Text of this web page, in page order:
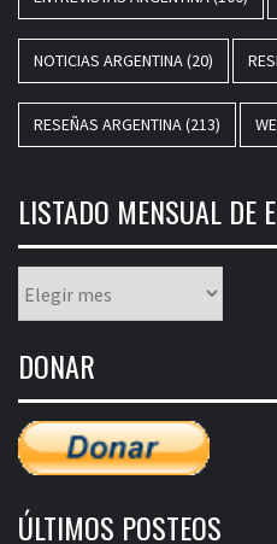
NOTICIAS ARGENTINA(20)
RESEÑAS ARGENTINA(213)
LISTADO MENSUAL DE
mensual
entradas
DONAR
ÚLTIMOS POSTEOS